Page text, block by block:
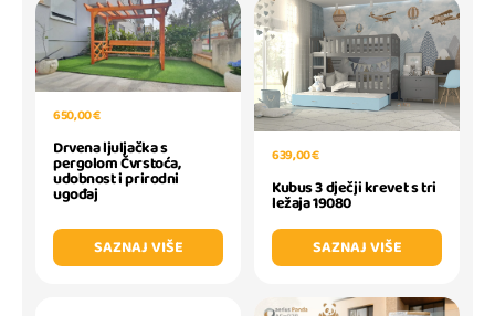
650,00 €
Drvena ljuljačka s
pergolom Čvrstoća,
udobnost i prirodni
ugođaj
SAZNAJ VIŠE
639,00 €
Kubus 3 dječji krevet s tri
ležaja 19080
SAZNAJ VIŠE